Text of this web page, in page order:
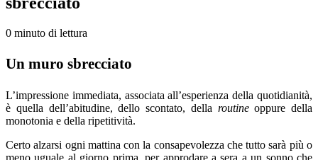
0 minuto di lettura
Un muro sbrecciato
L’impressione immediata, associata all’esperien­za della quotidianità,
è quella dell’abitudine, dello scontato, della routineoppure della
monotonia e della ripetitività.
Certo alzarsi ogni mattina con la consapevolez­za che tutto sarà più o
meno uguale al giorno pri­ma, per approdare a sera a un sonno che